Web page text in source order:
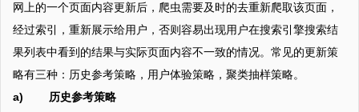
网上的一个页面内容更新后，爬虫需要及时的去重新爬取该页面，
经过索引，重新展示给用户，否则容易出现用户在搜索引擎搜索结
果列表中看到的结果与实际页面内容不一致的情况。常见的更新策
略有三种：历史参考策略，用户体验策略，聚类抽样策略。
a) 历史参考策略